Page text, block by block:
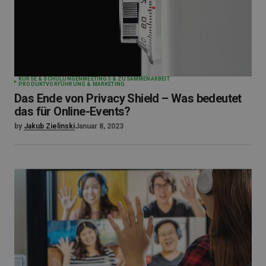
KURSE & SCHULUNGEN MEETINGS & ZUSAMMENARBEIT
PRODUKTVORFÜHRUNG & MARKETING
Das Ende von Privacy Shield – Was bedeutet
das für Online-Events?
by Jakub ZielinskiJanuar 8, 2023